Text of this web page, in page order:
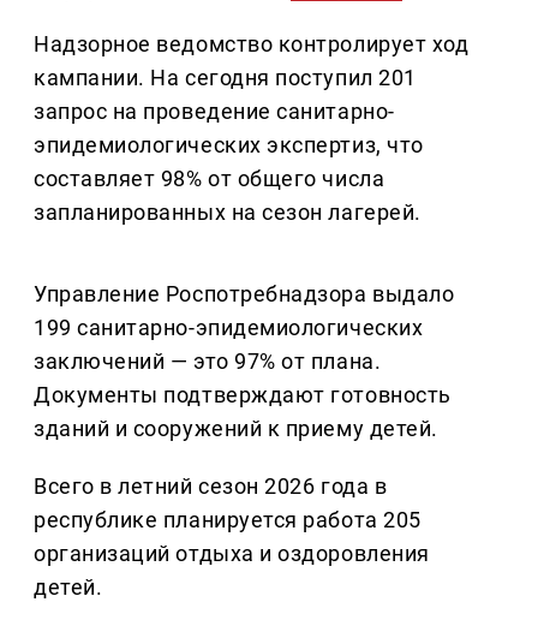
Надзорное ведомство контролирует ход
кампании. На сегодня поступил 201
запрос на проведение санитарно-
эпидемиологических экспертиз, что
составляет 98% от общего числа
запланированных на сезон лагерей.
Управление Роспотребнадзора выдало
199 санитарно-эпидемиологических
заключений — это 97% от плана.
Документы подтверждают готовность
зданий и сооружений к приему детей.
Всего в летний сезон 2026 года в
республике планируется работа 205
организаций отдыха и оздоровления
детей.